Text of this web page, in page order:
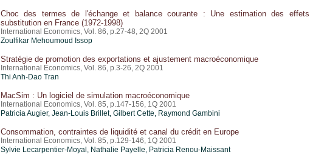
Choc des termes de l'échange et balance courante : Une estimation des
substitution en France (1972-1998)
International Economics, Vol. 86, p.27-48, 2Q 2001
Zoulfikar Mehoumoud Issop
Stratégie de promotion des exportations et ajustement macroéconomique
International Economics, Vol. 86, p.3-26, 2Q 2001
Thi Anh-Dao Tran
MacSim : Un logiciel de simulation macroéconomique
International Economics, Vol. 85, p.147-156, 1Q 2001
Patricia Augier, Jean-Louis Brillet, Gilbert Cette, Raymond Gambini
Consommation, contraintes de liquidité et canal du crédit en Europe
International Economics, Vol. 85, p.129-146, 1Q 2001
Sylvie Lecarpentier-Moyal, Nathalie Payelle, Patricia Renou-Maissant